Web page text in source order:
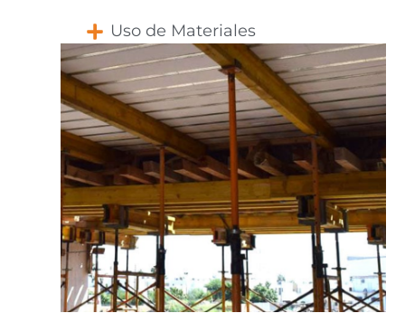
Uso de Materiales